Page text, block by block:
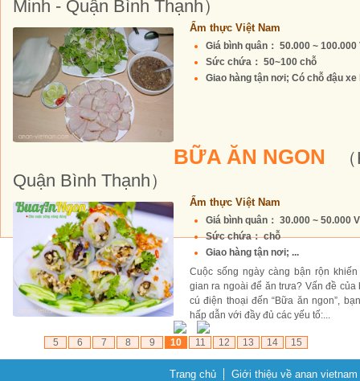
Minh - Quận Bình Thạnh）
Ẩm thực Việt Nam
Giá bình quân： 50.000 ~ 100.000
Sức chứa： 50~100 chỗ
Giao hàng tận nơi; Có chỗ đậu xe
BỮA ĂN NGON
Quận Bình Thạnh）
Ẩm thực Việt Nam
Giá bình quân： 30.000 ~ 50.000
Sức chứa： chỗ
Giao hàng tận nơi; ...
Cuộc sống ngày càng bận rộn
gian ra ngoài để ăn trưa? Vấn đề
cú điện thoại đến “Bữa ăn ngon”,
hấp dẫn với đầy đủ các yếu tố:...
5 6 7 8 9 10 11 12 13 14 15
Trang chủ Giới thiệu về anan vietnam